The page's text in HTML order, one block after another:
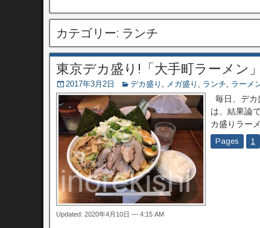
カテゴリー: ランチ
東京デカ盛り!「大手町ラーメン
2017年3月2日 デカ盛り , メガ盛り , ランチ, ラーメ
毎日、デカ
は、結果論
カ盛りラー
Pages 1
Updated: 2020年4月10日 — 4:15 AM